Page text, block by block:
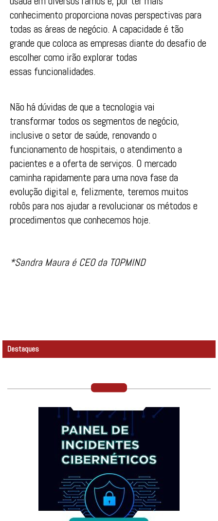
conhecimento proporciona novas perspectivas para
todas as áreas de negócio. A capacidade é tão
grande que coloca as empresas diante do desafio de
escolher como irão explorar todas
essas funcionalidades.
Não há dúvidas de que a tecnologia vai
transformar todos os segmentos de negócio,
inclusive o setor de saúde, renovando o
funcionamento de hospitais, o atendimento a
pacientes e a oferta de serviços. O mercado
caminha rapidamente para uma nova fase da
evolução digital e, felizmente, teremos muitos
robôs para nos ajudar a revolucionar os métodos e
procedimentos que conhecemos hoje.
*Sandra Maura é CEO da TOPMIND
Destaques